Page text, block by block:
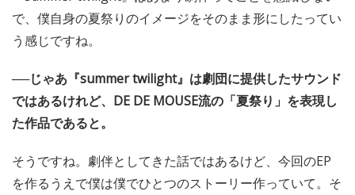
で、僕自身の夏祭りのイメージをそのまま形にしたってい
う感じですね。
──じゃあ『summer twilight』は劇団に提供したサウンド
ではあるけれど、DE DE MOUSE流の「夏祭り」を表現し
た作品であると。
そうですね。劇伴としてきた話ではあるけど、今回のEP
を作るうえで僕は僕でひとつのストーリー作っていて。そ